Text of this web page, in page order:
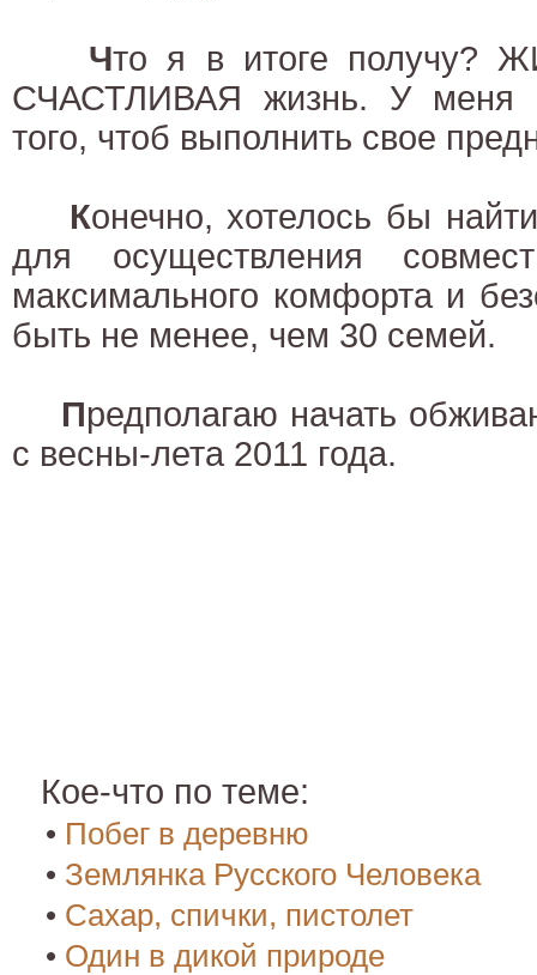
Что я в итоге
СЧАСТЛИВАЯ жизнь. У меня
того, чтоб выполнить свое
Конечно, хотелось бы
для осуществления
максимального комфорта и
быть не менее, чем 30 семей.
Предполагаю начать
с весны-лета 2011 года.
Кое-что по теме:
• Побег в деревню
• Землянка Русского Человека
• Сахар, спички, пистолет
• Один в дикой природе